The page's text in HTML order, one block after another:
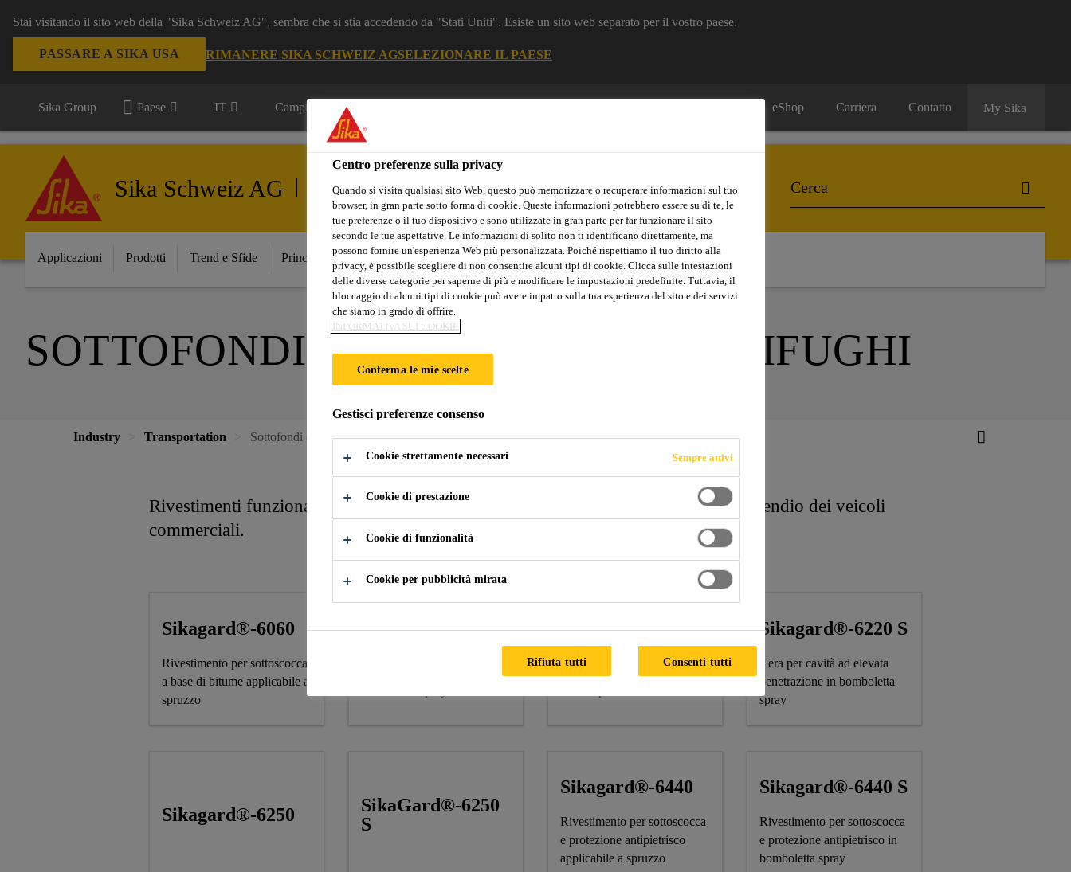
Stai visitando il sito web della "Sika Schweiz AG", sembra che si stia accedendo da "Stati Uniti". Esiste un sito web separato per il vostro paese.
PASSARE A SIKA USA RIMANERE SIKA SCHWEIZ AGSELEZIONARE IL PAESE
Sika Group Paese IT Campi d'applicazione eShop Carriera Contatto My Sika
Sika Schweiz AG Trasporti
Applicazioni Prodotti Trend e Sfide Principali Innovazioni Download Center
SOTTOFONDI E RIVESTIMENTI IGNIFUGHI
Industry Transportation Sottofondi e rivestimenti ignifughi
Rivestimenti funzionali per la protezione dai trucioli di pietra e la protezione antincendio dei veicoli
commerciali.
Sikagard®-6060
Rivestimento per sottoscocca
a base di bitume applicabile a
spruzzo
Sikagard®-6060 S
Protezione per sottoscocca in
Sikagard®-6220
Cera a spruzzo per cavità ad
Sikagard®-6220 S
Cera per cavità ad elevata
penetrazione in bomboletta
spray
Sikagard®-6250
SikaGard®-6250
S
Sikagard®-6440
Rivestimento per sottoscocca
e protezione antipietrisco
applicabile a spruzzo
Sikagard®-6440 S
Rivestimento per sottoscocca
e protezione antipietrisco in
bomboletta spray
Centro preferenze sulla privacy
Quando si visita qualsiasi sito Web, questo può memorizzare o recuperare informazioni sul tuo
browser, in gran parte sotto forma di cookie. Queste informazioni potrebbero essere su di te, le
tue preferenze o il tuo dispositivo e sono utilizzate in gran parte per far funzionare il sito
secondo le tue aspettative. Le informazioni di solito non ti identificano direttamente, ma
possono fornire un'esperienza Web più personalizzata. Poiché rispettiamo il tuo diritto alla
privacy, è possibile scegliere di non consentire alcuni tipi di cookie. Clicca sulle intestazioni
delle diverse categorie per saperne di più e modificare le impostazioni predefinite. Tuttavia, il
bloccaggio di alcuni tipi di cookie può avere impatto sulla tua esperienza del sito e dei servizi
che siamo in grado di offrire.
INFORMATIVA SUI COOKIE
Conferma le mie scelte
Gestisci preferenze consenso
Cookie strettamente necessari Sempre attivi
Cookie di prestazione
Cookie di funzionalità
Cookie per pubblicità mirata
Rifiuta tutti Consenti tutti